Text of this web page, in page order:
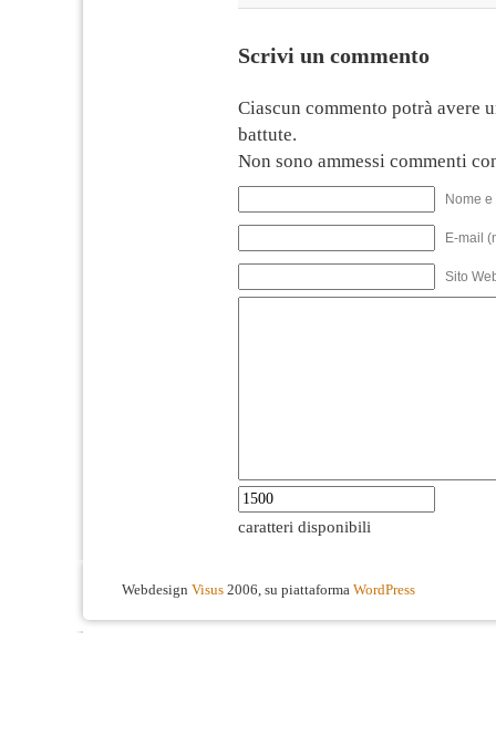
Scrivi un commento
Ciascun commento potrà avere
battute.
Non sono ammessi commenti
Nome
E-mail
Sito
caratteri disponibili
Webdesign Visus 2006, su piattaforma WordPress